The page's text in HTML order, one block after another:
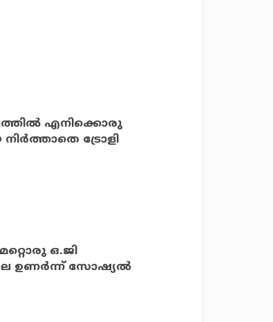
എനിക്കൊരു
ട്രോളി
ഒ.ജി
ഉണര്‍ന്ന് സോഷ്യല്‍